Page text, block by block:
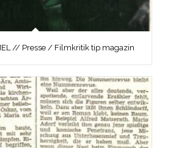
// Presse / Filmkritik tip magazin